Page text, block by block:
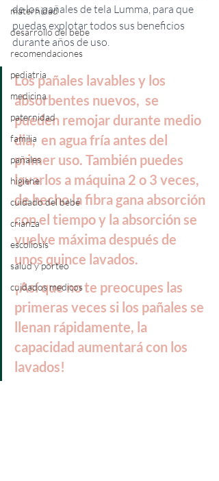
maternidad
desarrollo del bebe
recomendaciones
pediatria
medicina
paternidad
familia
pañales
higiene
cuidado del bebé
crianza
escoliosis
salud y porteo
cuidados medicos
de los pañales de tela Lumma, para que
puedas explotar todos sus beneficios
durante años de uso.
Los pañales lavables y los
absorbentes nuevos,  se
pueden remojar durante medio
dia,  en agua fría antes del
primer uso. También puedes
lavarlos a máquina 2 o 3 veces,
de hecho la fibra gana absorción
con el tiempo y la absorción se
vuelve máxima después de
unos quince lavados.
¡Así que no te preocupes las
primeras veces si los pañales se
llenan rápidamente, la
capacidad aumentará con los
lavados!